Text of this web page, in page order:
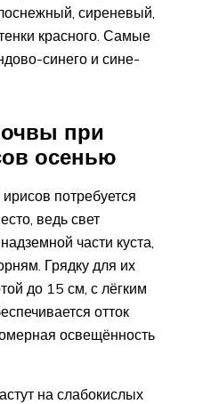
сиреневый,
красного. Самые
синего и сине-
при
осенью
потребуется
ведь свет
части куста,
Грядку для их
до 15 см, с лёгким
отток
освещённость
на слабокислых